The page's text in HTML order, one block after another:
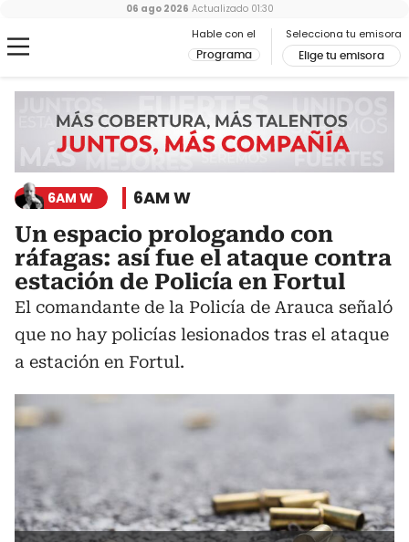
Hable con el
Programa
Selecciona tu emisora
Elige tu emisora
06 ago 2026 Actualizado 01:30
6AM W 6AM W
Un espacio prologando con
ráfagas: así fue el ataque contra
estación de Policía en Fortul
El comandante de la Policía de Arauca señaló
que no hay policías lesionados tras el ataque
a estación en Fortul.